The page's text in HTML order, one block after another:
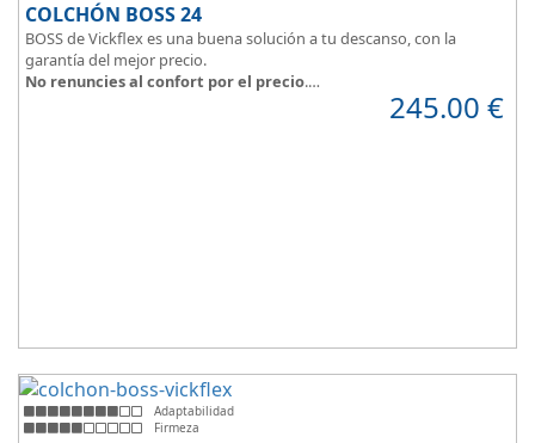
COLCHÓN BOSS 24
BOSS de Vickflex es una buena solución a tu descanso, con la
garantía del mejor precio.
No renuncies al confort por el precio.
núcleo firme y resistenteque combinado
con su material viscoelástico ViscoPlume en ambas caras y algodón
245.00 €
Adaptabilidad
Firmeza